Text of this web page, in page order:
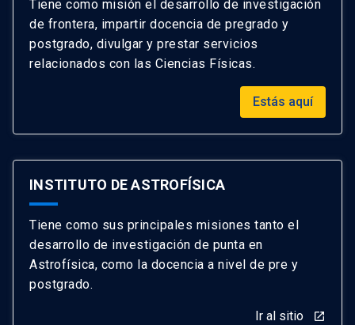
Tiene como misión el desarrollo de investigación
de frontera, impartir docencia de pregrado y
postgrado, divulgar y prestar servicios
relacionados con las Ciencias Físicas.
Estás aquí
INSTITUTO DE ASTROFÍSICA
Tiene como sus principales misiones tanto el
desarrollo de investigación de punta en
Astrofísica, como la docencia a nivel de pre y
postgrado.
Ir al sitio launch